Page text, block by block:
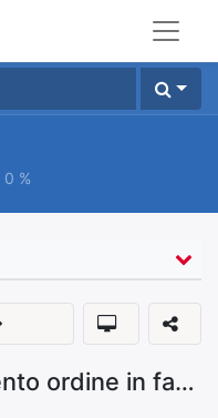
0 %
Inserimento riferimento ordine in fattura: CIG CUP